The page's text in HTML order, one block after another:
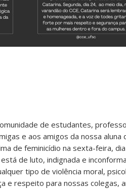
de estudantes,
e aos amigos da nossa
de feminicídio na sexta-feira,
de luto, indignada e
tipo de violência moral,
e respeito para nossas colegas,